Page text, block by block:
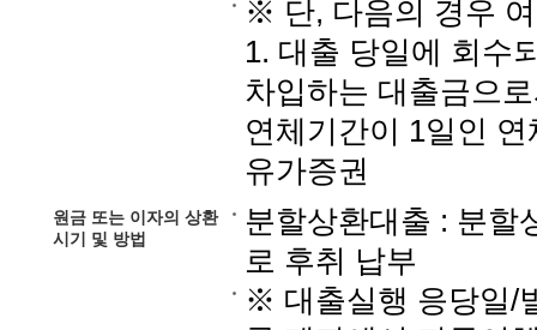
※ 단, 다음의 경우
1. 대출 당일에 회수
차입하는 대출금으
연체기간이 1일인
유가증권
원금 또는 이자의 상환
시기 및 방법
분할상환대출 : 분할
로 후취 납부
※ 대출실행 응당일/